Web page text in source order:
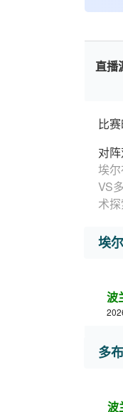
直播
比
对
埃
VS
术
埃
波
多
波